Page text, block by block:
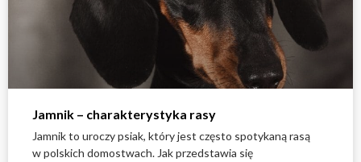
Jamnik – charakterystyka rasy
Jamnik to uroczy psiak, który jest często spotykaną rasą
w polskich domostwach. Jak przedstawia się